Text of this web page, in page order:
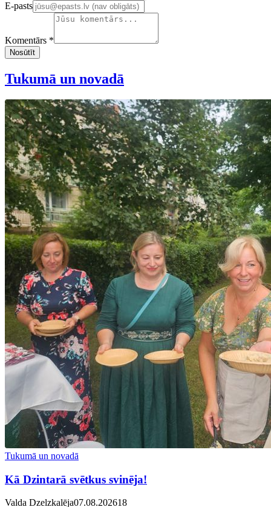
E-pasts
Komentārs *
Nosūtīt
Tukumā un novadā
Tukumā un novadā
Kā Dzintarā svētkus svinēja!
Valda Dzelzkalēja07.08.202618